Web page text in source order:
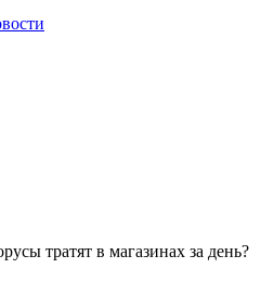
тратят в магазинах за день?